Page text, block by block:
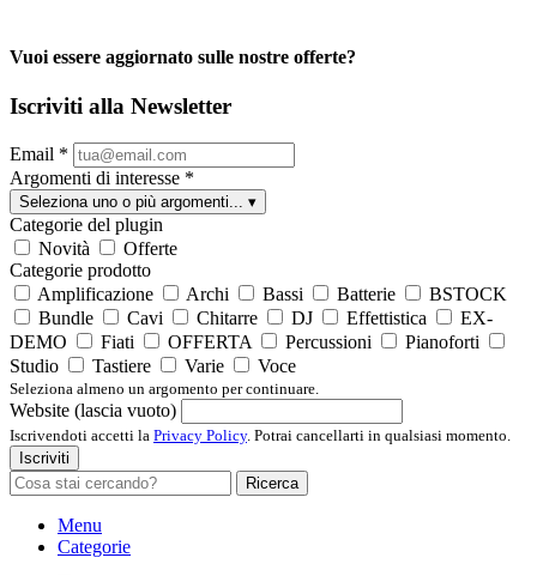
Vuoi essere aggiornato sulle nostre offerte?
Iscriviti alla Newsletter
Email *
Argomenti di interesse *
Seleziona uno o più argomenti... ▾
Categorie del plugin
Novità
Offerte
Categorie prodotto
Amplificazione
Archi Bassi Batterie
BSTOCK
Bundle
Cavi Chitarre DJ Effettistica
EX-
DEMO
Fiati OFFERTA Percussioni
Pianoforti
Studio
Tastiere Varie Voce
Seleziona almeno un argomento per continuare.
Website (lascia vuoto)
Iscrivendoti accetti la Privacy Policy. Potrai cancellarti in qualsiasi momento.
Iscriviti
Ricerca
Menu
Categorie